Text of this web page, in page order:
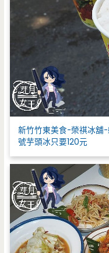
新竹竹東美食-榮祺冰舖
號芋頭冰只要120元